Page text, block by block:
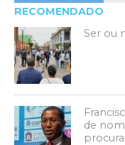
RECOMENDADO
Ser ou
de